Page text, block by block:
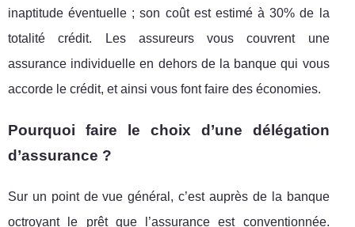
inaptitude éventuelle ; son coût est estimé à 30% de la
totalité crédit. Les assureurs vous couvrent une
assurance individuelle en dehors de la banque qui vous
accorde le crédit, et ainsi vous font faire des économies.
Pourquoi faire le choix d’une délégation
d’assurance ?
Sur un point de vue général, c’est auprès de la banque
octroyant le prêt que l’assurance est conventionnée.